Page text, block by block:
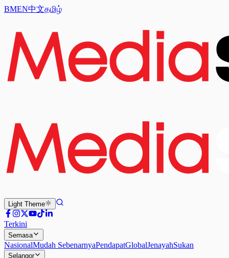
BMEN中文தமிழ்
Light Theme
Terkini
Semasa
NasionalMudah SebenarnyaPendapatGlobalJenayahSukan
Selangor